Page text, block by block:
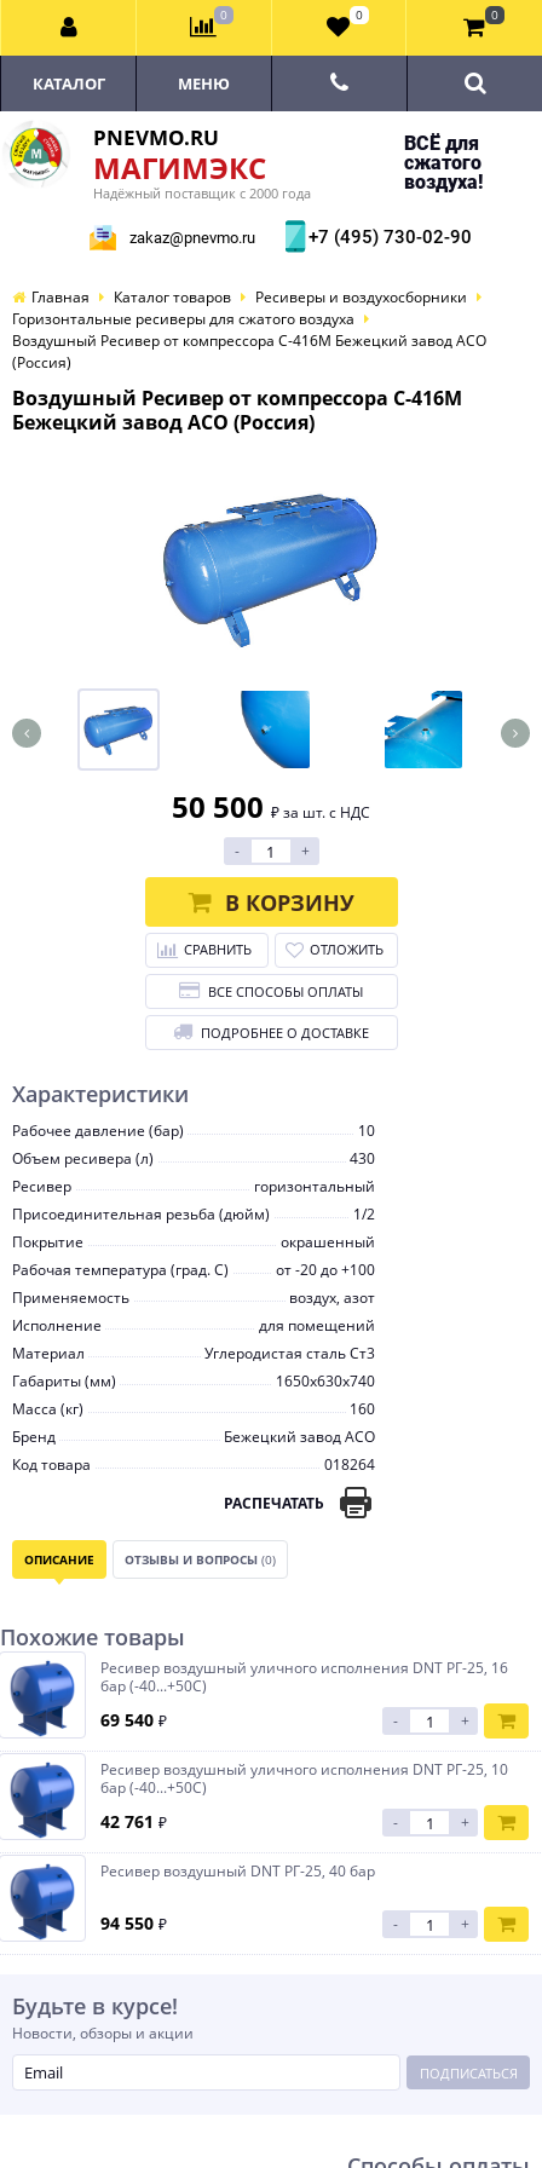
PNEVMO.RU
МАГИМЭКС
Надёжный поставщик с 2000 года
ВСЁ для
сжатого
воздуха!
zakaz@pnevmo.ru +7 (495) 730-02-90
КАТАЛОГ МЕНЮ
Главная Каталог товаров
Ресиверы и воздухосборники
Горизонтальные ресиверы для сжатого воздуха
Воздушный Ресивер от компрессора С-416М Бежецкий завод АСО
(Россия)
Воздушный Ресивер от компрессора С-416М
Бежецкий завод АСО (Россия)
Характеристики
Рабочее давление (бар)
10
Объем ресивера (л)
430
Ресивер
горизонтальный
Присоединительная резьба (дюйм)
1/2
Покрытие
окрашенный
Рабочая температура (град. C)
от -20 до +100
Применяемость
воздух, азот
Исполнение
для помещений
Материал
Углеродистая сталь Ст3
Габариты (мм)
1650х630х740
Масса (кг)
160
Бренд
Бежецкий завод АСО
Код товара
018264
РАСПЕЧАТАТЬ
50 500 ₽ за шт. с НДС
-
+
В КОРЗИНУ
СРАВНИТЬ ОТЛОЖИТЬ
ВСЕ СПОСОБЫ ОПЛАТЫ
ПОДРОБНЕЕ О ДОСТАВКЕ
ОПИСАНИЕ ОТЗЫВЫ И ВОПРОСЫ (0)
Похожие товары
Ресивер воздушный уличного исполнения DNT РГ-25, 16
бар (-40...+50С)
69 540 ₽ - +
Ресивер воздушный уличного исполнения DNT РГ-25, 10
бар (-40...+50С)
42 761 ₽ - +
Ресивер воздушный DNT РГ-25, 40 бар
94 550 ₽ - +
Будьте в курсе!
Новости, обзоры и акции
ПОДПИСАТЬСЯ
0 0 0